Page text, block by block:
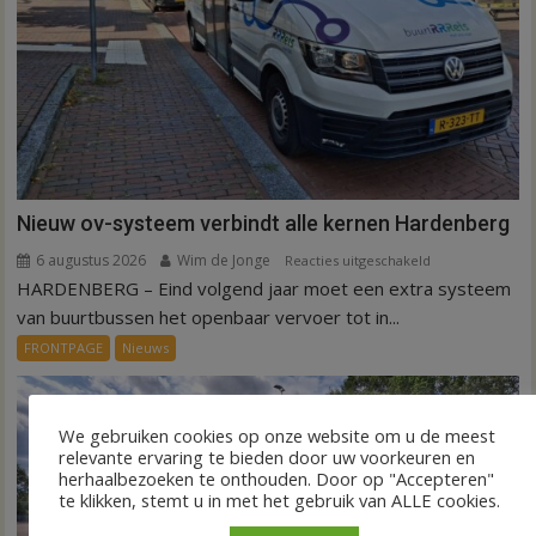
Nieuw ov-systeem verbindt alle kernen Hardenberg
6 augustus 2026 Wim de Jonge Reacties uitgeschakeld
Nieuw
alle
Hardenberg
HARDENBERG – Eind volgend jaar moet een extra systeem
van buurtbussen het openbaar vervoer tot in...
FRONTPAGE Nieuws
We gebruiken cookies op onze website om u de meest
relevante ervaring te bieden door uw voorkeuren en
herhaalbezoeken te onthouden. Door op "Accepteren"
te klikken, stemt u in met het gebruik van ALLE cookies.